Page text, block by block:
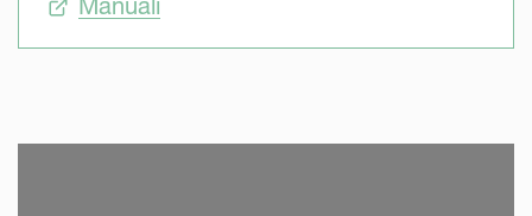
Manuali